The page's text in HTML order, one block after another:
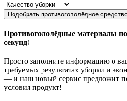
Подобрать противогололёдное средство
Противогололёдные материалы
секунд!
Просто заполните информацию о
требуемых результатах уборки и
— и наш новый сервис предложит
условия продукт!